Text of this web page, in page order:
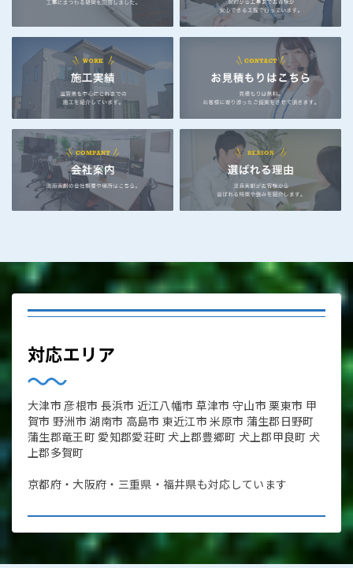
対応エリア
大津市 彦根市 長浜市 近江八幡市 草津市 守山市 栗東市 甲
賀市 野洲市 湖南市 高島市 東近江市 米原市 蒲生郡日野町
蒲生郡竜王町 愛知郡愛荘町 犬上郡豊郷町 犬上郡甲良町 犬
上郡多賀町
京都府・大阪府・三重県・福井県も対応しています